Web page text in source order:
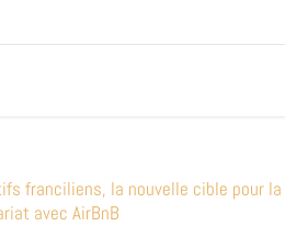
franciliens, la nouvelle cible pour
avec AirBnB